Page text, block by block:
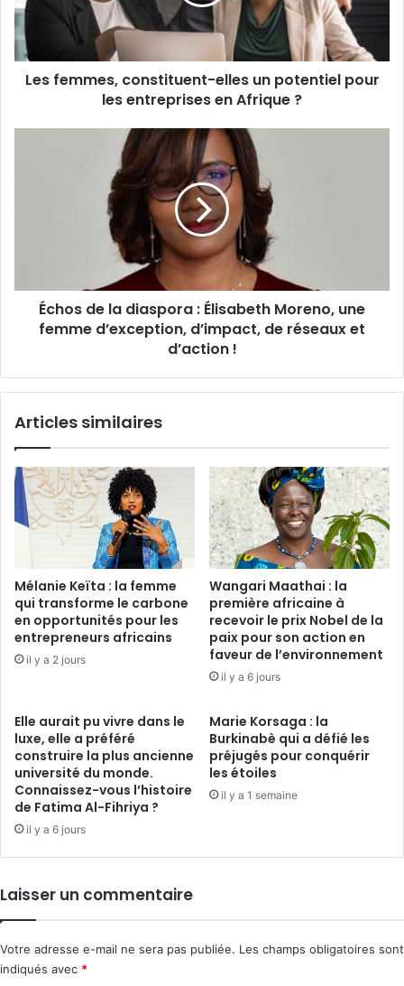
les
entreprises
enLes femmes, constituent-elles un potentiel pour
les entreprises en Afrique ?
d’exception,
d’impact,
d’action !
Échos de la diaspora : Élisabeth Moreno, une
femme d’exception, d’impact, de réseaux et
d’action !
Articles similaires
Mélanie Keïta : la femme
qui transforme le carbone
en opportunités pour les
entrepreneurs africains
il y a 2 jours
Wangari Maathai : la
première africaine à
recevoir le prix Nobel de la
paix pour son action en
faveur de l’environnement
il y a 6 jours
Elle aurait pu vivre dans le
luxe, elle a préféré
construire la plus ancienne
université du monde.
Connaissez-vous l’histoire
de Fatima Al-Fihriya ?
il y a 6 jours
Marie Korsaga : la
Burkinabè qui a défié les
préjugés pour conquérir
les étoiles
il y a 1 semaine
Laisser un commentaire
Votre adresse e-mail ne sera pas publiée. Les champs obligatoires sont
indiqués avec *